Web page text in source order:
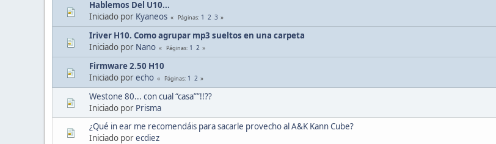
Hablemos Del U10...
Iniciado por Kyaneos Páginas 1 2 3
Iriver H10. Como agrupar mp3 sueltos en una carpeta
Iniciado por Nano Páginas 1 2
Firmware 2.50 H10
Iniciado porecho Páginas 1 2
Westone 80... con cual “casa””!!??
Iniciado por Prisma
¿Qué in ear me recomendáis para sacarle provecho al A&K Kann Cube?
Iniciado porecdiez